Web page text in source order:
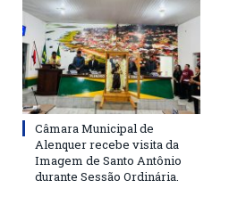
Câmara Municipal de
Alenquer recebe visita da
Imagem de Santo Antônio
durante Sessão Ordinária.